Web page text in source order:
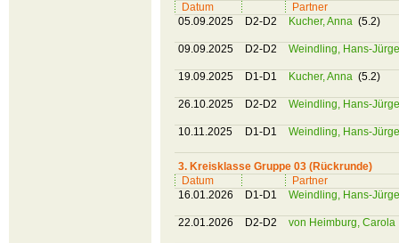
Datum
Partner
05.09.2025
D2-D2 Kucher, Anna (5.2)
09.09.2025 D2-D2 Weindling, Hans-
19.09.2025 D1-D1 Kucher, Anna (5.2)
26.10.2025 D2-D2 Weindling, Hans-
10.11.2025 D1-D1 Weindling, Hans-
3. Kreisklasse Gruppe 03 (Rückrunde)
Datum
Partner
16.01.2026
D1-D1 Weindling, Hans-
22.01.2026 D2-D2 von Heimburg, Carola